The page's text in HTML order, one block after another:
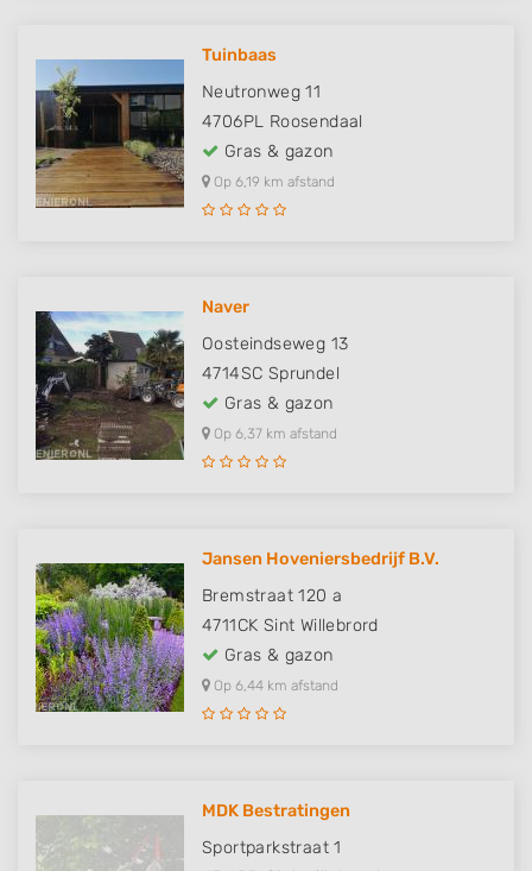
Tuinbaas
Neutronweg 11
4706PL Roosendaal
Gras & gazon
Op 6,19 km afstand
Naver
Oosteindseweg 13
4714SC Sprundel
Gras & gazon
Op 6,37 km afstand
Jansen Hoveniersbedrijf B.V.
Bremstraat 120 a
4711CK Sint Willebrord
Gras & gazon
Op 6,44 km afstand
MDK Bestratingen
Sportparkstraat 1